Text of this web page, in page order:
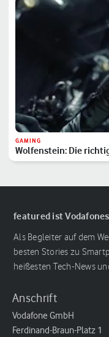
GAMING
Wolfenstein: Die
featured ist
Als Begleiter auf dem
besten Stories zu
heißesten Tech-News
Anschrift
Vodafone GmbH
Ferdinand-Braun-Platz 1